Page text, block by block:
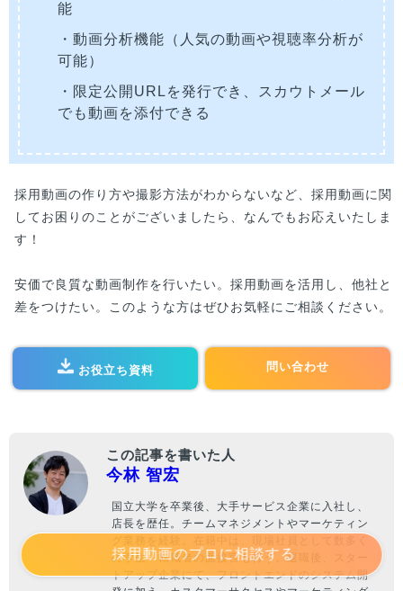
能
・動画分析機能（人気の動画や視聴率分析が
可能）
・限定公開URLを発行でき、スカウトメール
でも動画を添付できる
採用動画の作り方や撮影方法がわからないなど、採用動画に関
してお困りのことがございましたら、なんでもお応えいたしま
す！
安価で良質な動画制作を行いたい。採用動画を活用し、他社と
差をつけたい。このような方はぜひお気軽にご相談ください。
お役立ち資料 問い合わせ
この記事を書いた人
今林 智宏
国立大学を卒業後、大手サービス企業に入社し、
店長を歴任。チームマネジメントやマーケティン
の学生・転職者の面接官も行う。退職後、スター
トアップ企業にて、フロントエンドのシステム開
採用動画のプロに相談する